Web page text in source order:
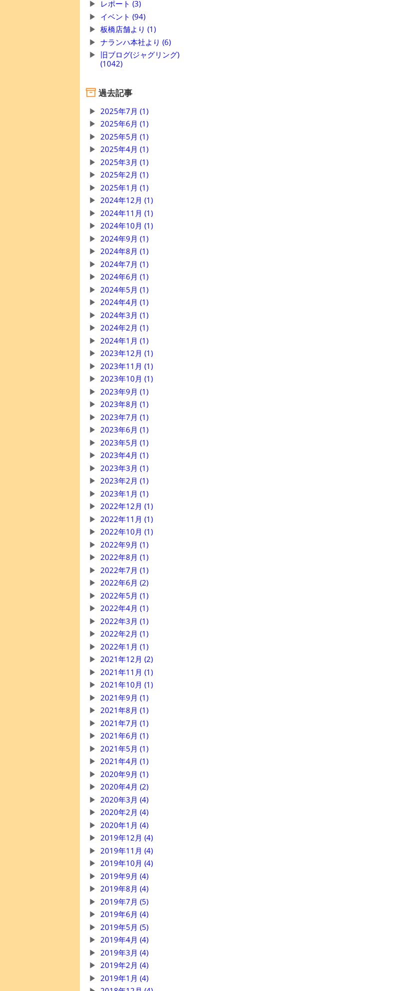
レポート (3)
イベント (94)
板橋店舗より (1)
ナランハ本社より (6)
旧ブログ(ジャグリング)
(1042)
過去記事
2025年7月 (1)
2025年6月 (1)
2025年5月 (1)
2025年4月 (1)
2025年3月 (1)
2025年2月 (1)
2025年1月 (1)
2024年12月 (1)
2024年11月 (1)
2024年10月 (1)
2024年9月 (1)
2024年8月 (1)
2024年7月 (1)
2024年6月 (1)
2024年5月 (1)
2024年4月 (1)
2024年3月 (1)
2024年2月 (1)
2024年1月 (1)
2023年12月 (1)
2023年11月 (1)
2023年10月 (1)
2023年9月 (1)
2023年8月 (1)
2023年7月 (1)
2023年6月 (1)
2023年5月 (1)
2023年4月 (1)
2023年3月 (1)
2023年2月 (1)
2023年1月 (1)
2022年12月 (1)
2022年11月 (1)
2022年10月 (1)
2022年9月 (1)
2022年8月 (1)
2022年7月 (1)
2022年6月 (2)
2022年5月 (1)
2022年4月 (1)
2022年3月 (1)
2022年2月 (1)
2022年1月 (1)
2021年12月 (2)
2021年11月 (1)
2021年10月 (1)
2021年9月 (1)
2021年8月 (1)
2021年7月 (1)
2021年6月 (1)
2021年5月 (1)
2021年4月 (1)
2020年9月 (1)
2020年4月 (2)
2020年3月 (4)
2020年2月 (4)
2020年1月 (4)
2019年12月 (4)
2019年11月 (4)
2019年10月 (4)
2019年9月 (4)
2019年8月 (4)
2019年7月 (5)
2019年6月 (4)
2019年5月 (5)
2019年4月 (4)
2019年3月 (4)
2019年2月 (4)
2019年1月 (4)